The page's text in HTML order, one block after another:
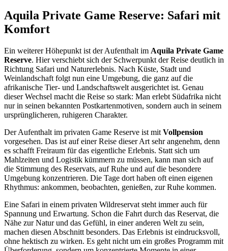
Aquila Private Game Reserve: Safari mit
Komfort
Ein weiterer Höhepunkt ist der Aufenthalt im Aquila Private Game
Reserve. Hier verschiebt sich der Schwerpunkt der Reise deutlich in
Richtung Safari und Naturerlebnis. Nach Küste, Stadt und
Weinlandschaft folgt nun eine Umgebung, die ganz auf die
afrikanische Tier- und Landschaftswelt ausgerichtet ist. Genau
dieser Wechsel macht die Reise so stark: Man erlebt Südafrika nicht
nur in seinen bekannten Postkartenmotiven, sondern auch in seinem
ursprünglicheren, ruhigeren Charakter.
Der Aufenthalt im privaten Game Reserve ist mit Vollpension
vorgesehen. Das ist auf einer Reise dieser Art sehr angenehm, denn
es schafft Freiraum für das eigentliche Erlebnis. Statt sich um
Mahlzeiten und Logistik kümmern zu müssen, kann man sich auf
die Stimmung des Reservats, auf Ruhe und auf die besondere
Umgebung konzentrieren. Die Tage dort haben oft einen eigenen
Rhythmus: ankommen, beobachten, genießen, zur Ruhe kommen.
Eine Safari in einem privaten Wildreservat steht immer auch für
Spannung und Erwartung. Schon die Fahrt durch das Reservat, die
Nähe zur Natur und das Gefühl, in einer anderen Welt zu sein,
machen diesen Abschnitt besonders. Das Erlebnis ist eindrucksvoll,
ohne hektisch zu wirken. Es geht nicht um ein großes Programm mit